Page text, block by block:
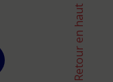
Retour en haut